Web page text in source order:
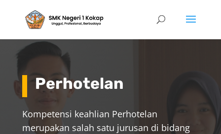
Perhotelan
Kompetensi keahlian Perhotelan
merupakan salah satu jurusan di bidang